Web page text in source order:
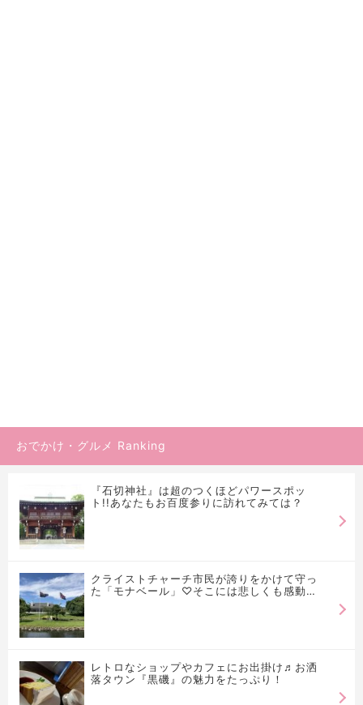
おでかけ・グルメ Ranking
『石切神社』は超のつくほどパワースポッ
ト!!あなたもお百度参りに訪れてみては？
クライストチャーチ市民が誇りをかけて守っ
た「モナベール」♡そこには悲しくも感動の
レトロなショップやカフェにお出掛け♬お洒
落タウン『黒磯』の魅力をたっぷり！